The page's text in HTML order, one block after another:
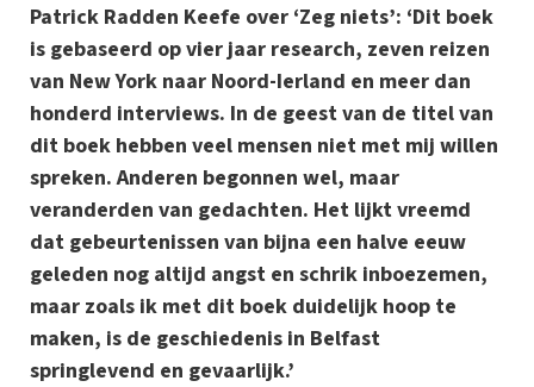
Patrick Radden Keefe over ‘Zeg niets’: ‘Dit boek
is gebaseerd op vier jaar research, zeven reizen
van New York naar Noord-Ierland en meer dan
honderd interviews. In de geest van de titel van
dit boek hebben veel mensen niet met mij willen
spreken. Anderen begonnen wel, maar
veranderden van gedachten. Het lijkt vreemd
dat gebeurtenissen van bijna een halve eeuw
geleden nog altijd angst en schrik inboezemen,
maar zoals ik met dit boek duidelijk hoop te
maken, is de geschiedenis in Belfast
springlevend en gevaarlijk.’